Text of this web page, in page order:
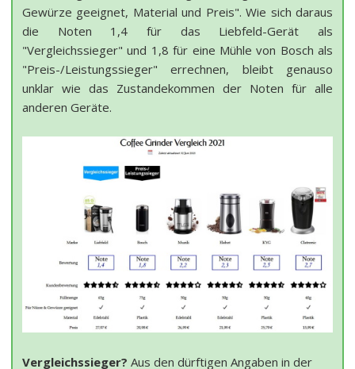
Gewürze geeignet, Material und Preis". Wie sich daraus
die Noten 1,4 für das Liebfeld-Gerät als
"Vergleichssieger" und 1,8 für eine Mühle von Bosch als
"Preis-/Leistungssieger" errechnen, bleibt genauso
unklar wie das Zustandekommen der Noten für alle
anderen Geräte.
Vergleichssieger? Aus den dürftigen Angaben in der